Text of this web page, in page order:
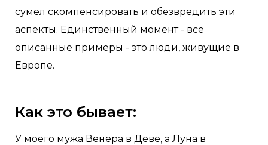
сумел скомпенсировать и обезвредить эти
аспекты. Единственный момент - все
описанные примеры - это люди, живущие в
Европе.
Как это бывает:
У моего мужа Венера в Деве, а Луна в